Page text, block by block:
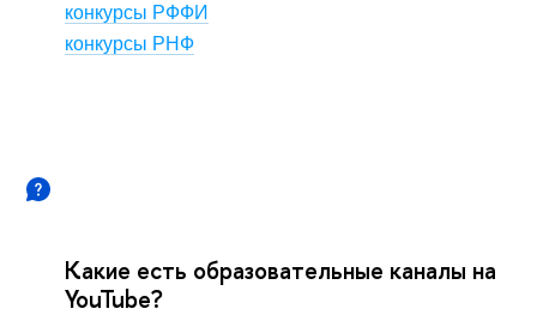
конкурсы РФФИ
конкурсы РНФ
Какие есть образовательные каналы на
YouTube?